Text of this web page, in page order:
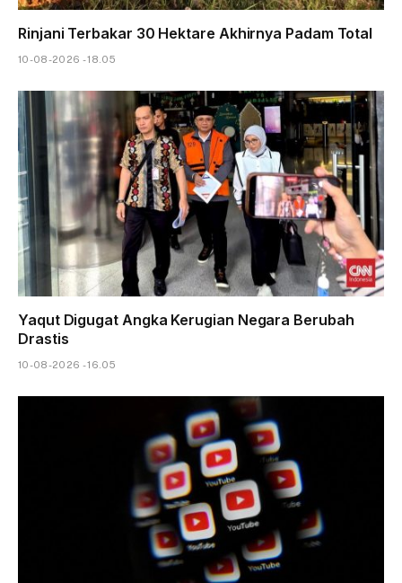
Rinjani Terbakar 30 Hektare Akhirnya Padam Total
10-08-2026 - 18.05
Yaqut Digugat Angka Kerugian Negara Berubah
Drastis
10-08-2026 - 16.05